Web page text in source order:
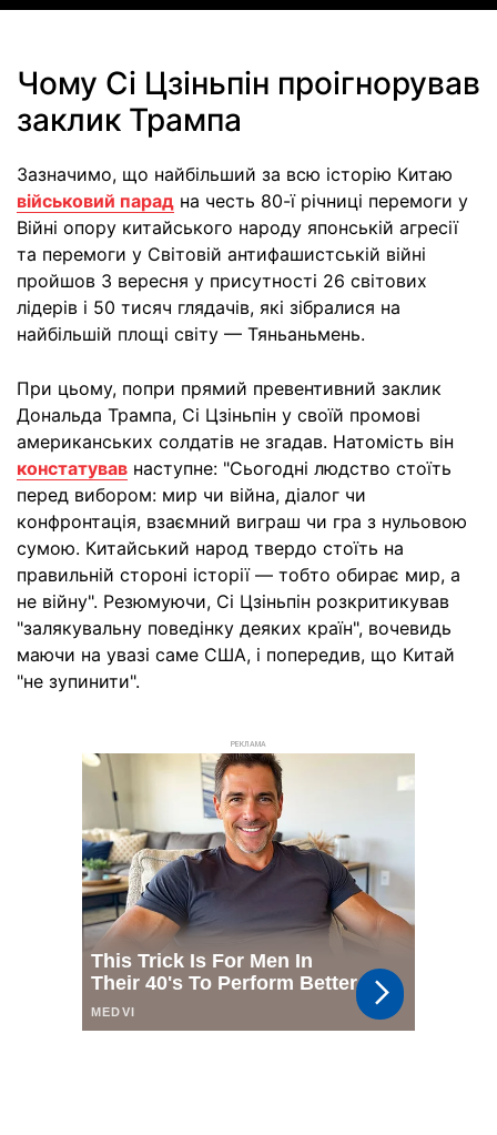
Чому Сі Цзіньпін проігнорував
заклик Трампа
Зазначимо, що найбільший за всю історію Китаю
військовий парад на честь 80-ї річниці перемоги у
Війні опору китайського народу японській агресії
та перемоги у Світовій антифашистській війні
пройшов 3 вересня у присутності 26 світових
лідерів і 50 тисяч глядачів, які зібралися на
найбільшій площі світу — Тяньаньмень.
При цьому, попри прямий превентивний заклик
Дональда Трампа, Сі Цзіньпін у своїй промові
американських солдатів не згадав. Натомість він
констатував наступне: "Сьогодні людство стоїть
перед вибором: мир чи війна, діалог чи
конфронтація, взаємний виграш чи гра з нульовою
сумою. Китайський народ твердо стоїть на
правильній стороні історії — тобто обирає мир, а
не війну". Резюмуючи, Сі Цзіньпін розкритикував
"залякувальну поведінку деяких країн", вочевидь
маючи на увазі саме США, і попередив, що Китай
"не зупинити".
РЕКЛАМА